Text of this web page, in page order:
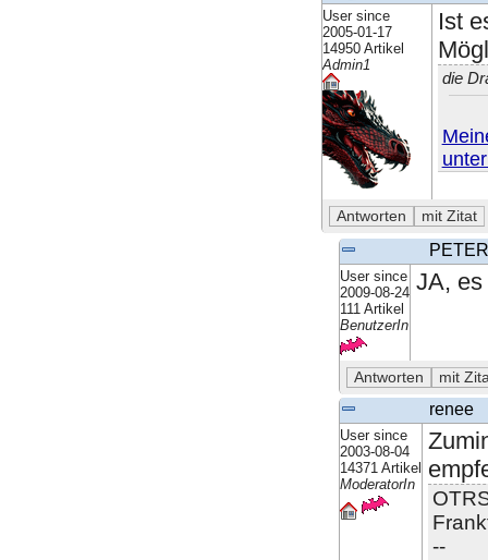
User since
2005-01-17
14950 Artikel
Admin1
Ist
die
User since
2009-08-24
111 Artikel
BenutzerIn
JA, es
renee
User since
2003-08-04
14371 Artikel
ModeratorIn
--